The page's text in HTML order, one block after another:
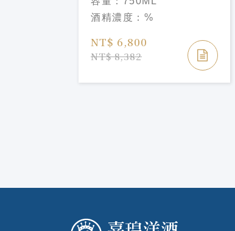
Champagne2017
酒精濃度： %
NT$ 6,800
NT$ 8,382